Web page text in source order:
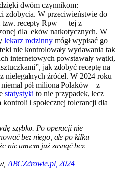
dwóm czynnikom:
zdobycia. W przeciwieństwie do
tzw. recepty Rpw — tej z
dla leków narkotycznych. W
lekarz rodzinny mógł wypisać go
nie kontrolowały wydawania tak
internetowych powstawały wątki,
jak zdobyć receptę na
nielegalnych źródeł. W 2024 roku
pół miliona Polaków – z
statystyki to nie przypadek, lecz
i społecznej tolerancji dla
szybko. Po operacji nie
bez niego, ale po kilku
nie umiem już zasnąć bez
ABCZdrowie.pl, 2024